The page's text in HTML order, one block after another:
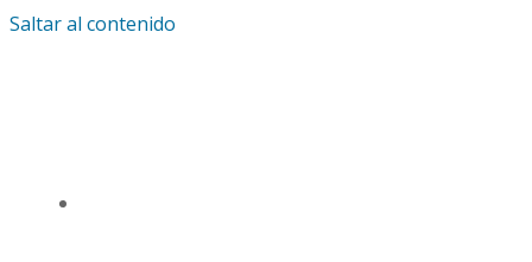
Saltar al contenido